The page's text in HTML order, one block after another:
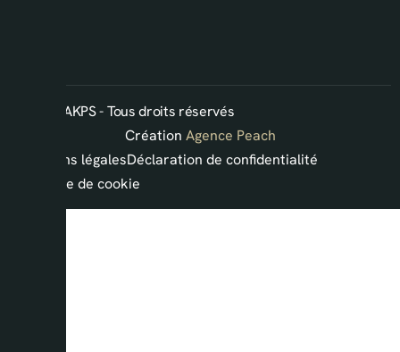
2026 ©AKPS - Tous droits réservés
Création Agence Peach
Mentions légalesDéclaration de confidentialité
Politique de cookie